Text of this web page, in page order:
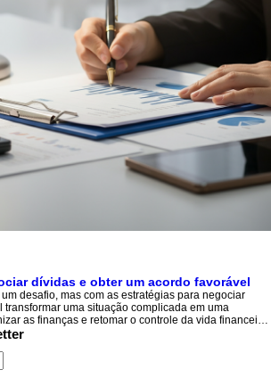
dívidas e obter um acordo favorável
desafio, mas com as estratégias para negociar
as finanças e retomar o controle da vida financeira.
até a comunicação eficaz com os credores,
obter um acordo favorável e sustentável. Neste